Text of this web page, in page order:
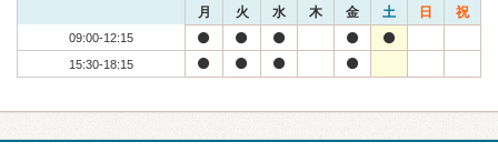
月 火 水 木 金 土 日 祝
09:00-12:15
15:30-18:15